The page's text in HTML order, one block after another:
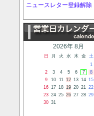
ニュースレター登録解除
2026年 8月
日 月 火 水 木 金
土
1
2
3 4 5 6 7
8
9
10 11 12 13 14 15
16 17 18 19 20 21 22
23 24 25 26 27 28 29
30 31